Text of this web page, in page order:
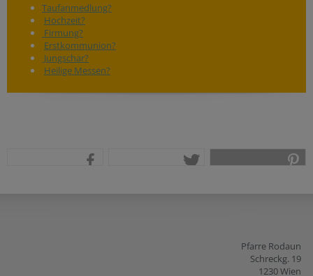
Taufanmedlung?
Hochzeit?
Firmung?
Erstkommunion?
Jungschar?
Heilige Messen?
Pfarre Rodaun
Schreckg. 19
1230 Wien